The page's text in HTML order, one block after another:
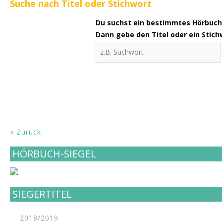
Suche nach Titel oder Stichwort
Du suchst ein bestimmtes
Dann gebe den Titel oder ein
« Zurück
HÖRBUCH-SIEGEL
SIEGERTITEL
2018/2019